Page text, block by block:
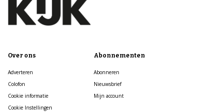
Over ons
Adverteren
Colofon
Cookie informatie
Cookie Instellingen
Abonnementen
Abonneren
Nieuwsbrief
Mijn account